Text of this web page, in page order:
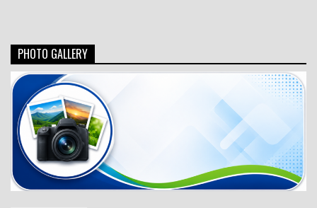
PHOTO GALLERY